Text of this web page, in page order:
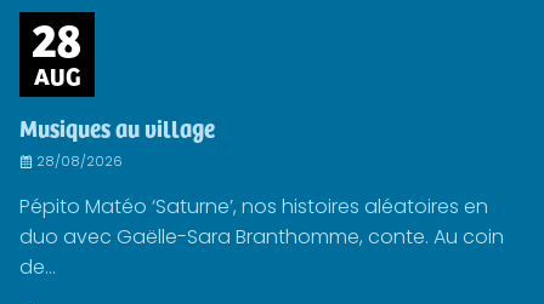
28
AUG
Musiques au village
28/08/2026
Pépito Matéo ‘Saturne’, nos histoires aléatoires en
duo avec Gaëlle-Sara Branthomme, conte. Au coin
de...